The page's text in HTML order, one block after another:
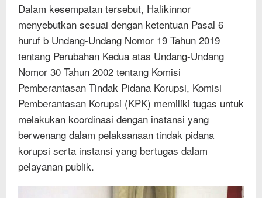
Dalam kesempatan tersebut, Halikinnor
menyebutkan sesuai dengan ketentuan Pasal 6
huruf b Undang-Undang Nomor 19 Tahun 2019
tentang Perubahan Kedua atas Undang-Undang
Nomor 30 Tahun 2002 tentang Komisi
Pemberantasan Tindak Pidana Korupsi, Komisi
Pemberantasan Korupsi (KPK) memiliki tugas untuk
melakukan koordinasi dengan instansi yang
berwenang dalam pelaksanaan tindak pidana
korupsi serta instansi yang bertugas dalam
pelayanan publik.